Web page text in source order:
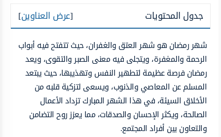
جدول المحتويات [عرض العناوين]
شهر رمضان هو شهر العتق والغفران، حيث تتفتح فيه أبواب
الرحمة والمغفرة، ويتجلى فيه معنى الصبر والتقوى، ويعد
رمضان فرصة عظيمة لتطهير النفس وتهذيبها، حيث يبتعد
المسلم عن المعاصي والذنوب، ويسعى لتزكية قلبه من
الأخلاق السيئة، في هذا الشهر المبارك تزداد الأعمال
الصالحة، ويكثر الإحسان والصدقات، مما يعزز روح التضامن
والتعاون بين أفراد المجتمع.